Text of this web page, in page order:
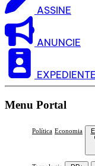
ASSINE
ANUNCIE
EXPEDIENTE
Menu Portal
Política Economia